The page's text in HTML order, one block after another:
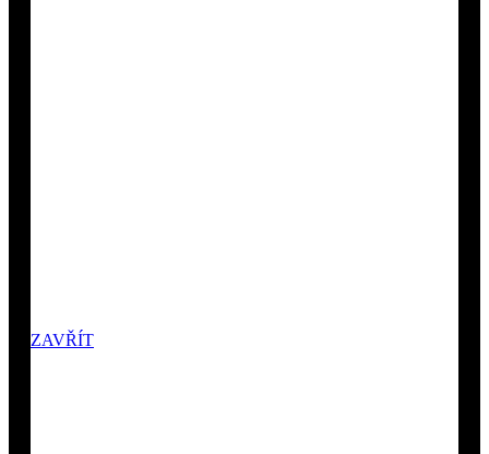
ZAVŘÍT